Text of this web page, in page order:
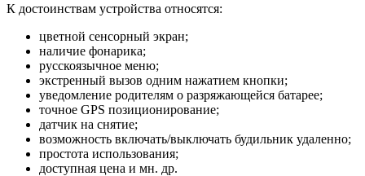
К достоинствам устройства относятся:
цветной сенсорный экран;
наличие фонарика;
русскоязычное меню;
экстренный вызов одним нажатием кнопки;
уведомление родителям о разряжающейся батарее;
точное GPS позиционирование;
датчик на снятие;
возможность включать/выключать будильник удаленно;
простота использования;
доступная цена и мн. др.